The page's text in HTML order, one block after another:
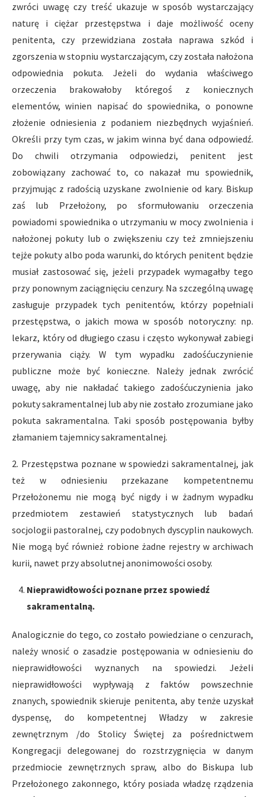
zwróci uwagę czy treść ukazuje w sposób wystarczający
naturę i ciężar przestępstwa i daje możliwość oceny
penitenta, czy przewidziana została naprawa szkód i
zgorszenia w stopniu wystarczającym, czy została nałożona
odpowiednia pokuta. Jeżeli do wydania właściwego
orzeczenia brakowałoby któregoś z koniecznych
elementów, winien napisać do spowiednika, o ponowne
złożenie odniesienia z podaniem niezbędnych wyjaśnień.
Określi przy tym czas, w jakim winna być dana odpowiedź.
Do chwili otrzymania odpowiedzi, penitent jest
zobowiązany zachować to, co nakazał mu spowiednik,
przyjmując z radością uzyskane zwolnienie od kary. Biskup
zaś lub Przełożony, po sformułowaniu orzeczenia
powiadomi spowiednika o utrzymaniu w mocy zwolnienia i
nałożonej pokuty lub o zwiększeniu czy też zmniejszeniu
tejże pokuty albo poda warunki, do których penitent będzie
musiał zastosować się, jeżeli przypadek wymagałby tego
przy ponownym zaciągnięciu cenzury. Na szczególną uwagę
zasługuje przypadek tych penitentów, którzy popełniali
przestępstwa, o jakich mowa w sposób notoryczny: np.
lekarz, który od długiego czasu i często wykonywał zabiegi
przerywania ciąży. W tym wypadku zadośćuczynienie
publiczne może być konieczne. Należy jednak zwrócić
uwagę, aby nie nakładać takiego zadośćuczynienia jako
pokuty sakramentalnej lub aby nie zostało zrozumiane jako
pokuta sakramentalna. Taki sposób postępowania byłby
złamaniem tajemnicy sakramentalnej.
2. Przestępstwa poznane w spowiedzi sakramentalnej, jak
też w odniesieniu przekazane kompetentnemu
Przełożonemu nie mogą być nigdy i w żadnym wypadku
przedmiotem zestawień statystycznych lub badań
socjologii pastoralnej, czy podobnych dyscyplin naukowych.
Nie mogą być również robione żadne rejestry w archiwach
kurii, nawet przy absolutnej anonimowości osoby.
Nieprawidłowości poznane przez spowiedź
sakramentalną.
Analogicznie do tego, co zostało powiedziane o cenzurach,
należy wnosić o zasadzie postępowania w odniesieniu do
nieprawidłowości wyznanych na spowiedzi. Jeżeli
nieprawidłowości wypływają z faktów powszechnie
znanych, spowiednik skieruje penitenta, aby tenże uzyskał
dyspensę, do kompetentnej Władzy w zakresie
zewnętrznym /do Stolicy Świętej za pośrednictwem
Kongregacji delegowanej do rozstrzygnięcia w danym
przedmiocie zewnętrznych spraw, albo do Biskupa lub
Przełożonego zakonnego, który posiada władzę rządzenia